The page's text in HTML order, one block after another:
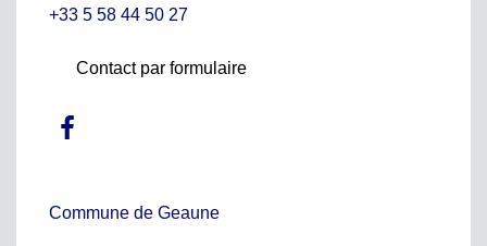
+33 5 58 44 50 27
Contact par formulaire
Commune de Geaune